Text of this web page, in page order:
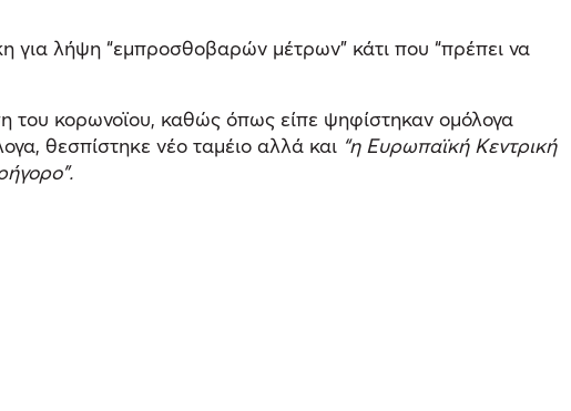
για λήψη “εμπροσθοβαρών μέτρων” κάτι που “πρέπει να
του κορωνοϊου, καθώς όπως είπε ψηφίστηκαν ομόλογα
θεσπίστηκε νέο ταμέιο αλλά και “η Ευρωπαϊκή Κεντρική